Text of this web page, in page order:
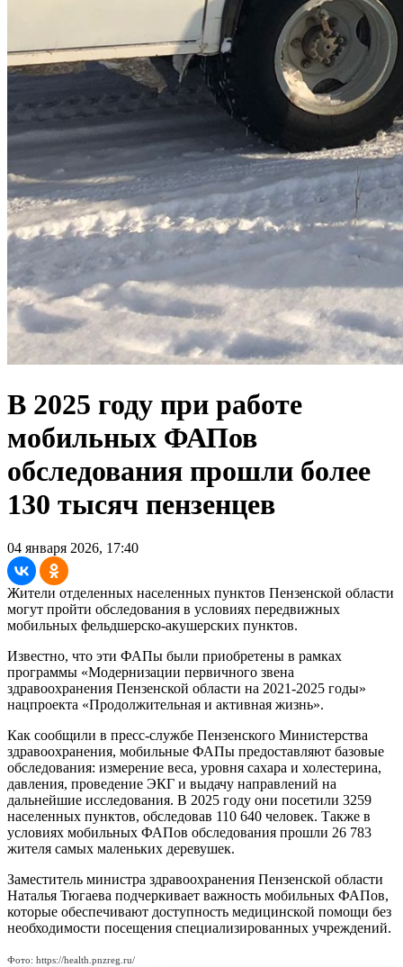
В 2025 году при работе
мобильных ФАПов
обследования прошли более
130 тысяч пензенцев
04 января 2026, 17:40
Жители отделенных населенных пунктов Пензенской области
могут пройти обследования в условиях передвижных
мобильных фельдшерско-акушерских пунктов.
Известно, что эти ФАПы были приобретены в рамках
программы «Модернизации первичного звена
здравоохранения Пензенской области на 2021-2025 годы»
нацпроекта «Продолжительная и активная жизнь».
Как сообщили в пресс-службе Пензенского Министерства
здравоохранения, мобильные ФАПы предоставляют базовые
обследования: измерение веса, уровня сахара и холестерина,
давления, проведение ЭКГ и выдачу направлений на
дальнейшие исследования. В 2025 году они посетили 3259
населенных пунктов, обследовав 110 640 человек. Также в
условиях мобильных ФАПов обследования прошли 26 783
жителя самых маленьких деревушек.
Заместитель министра здравоохранения Пензенской области
Наталья Тюгаева подчеркивает важность мобильных ФАПов,
которые обеспечивают доступность медицинской помощи без
необходимости посещения специализированных учреждений.
Фото: https://health.pnzreg.ru/